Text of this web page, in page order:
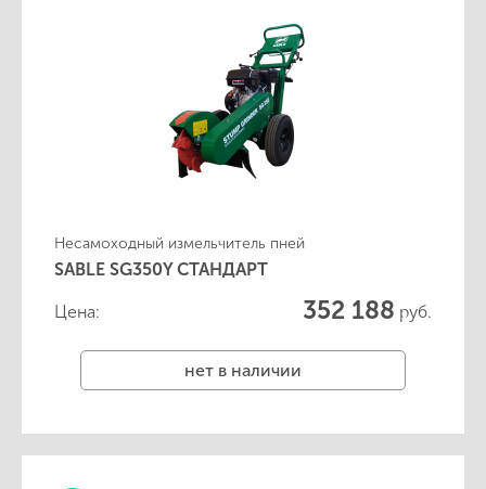
Несамоходный измельчитель пней
SABLE SG350Y СТАНДАРТ
Цена: 352 188 руб.
нет в наличии